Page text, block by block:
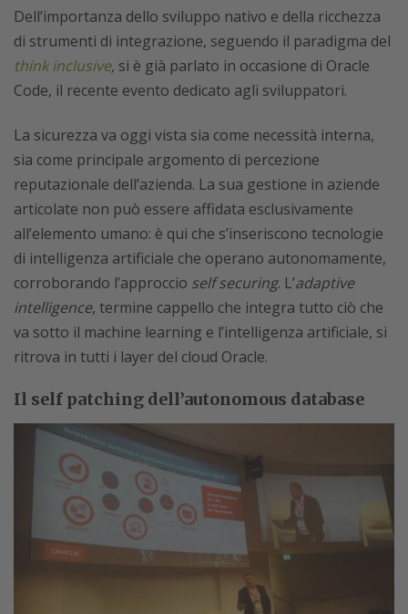
Dell’importanza dello sviluppo nativo e della ricchezza
di strumenti di integrazione, seguendo il paradigma del
think inclusive, si è già parlato in occasione di Oracle
Code, il recente evento dedicato agli sviluppatori.
La sicurezza va oggi vista sia come necessità interna,
sia come principale argomento di percezione
reputazionale dell’azienda. La sua gestione in aziende
articolate non può essere affidata esclusivamente
all’elemento umano: è qui che s’inseriscono tecnologie
di intelligenza artificiale che operano autonomamente,
corroborando l’approccio self securing. L’adaptive
intelligence, termine cappello che integra tutto ciò che
va sotto il machine learning e l’intelligenza artificiale, si
ritrova in tutti i layer del cloud Oracle.
Il self patching dell’autonomous database